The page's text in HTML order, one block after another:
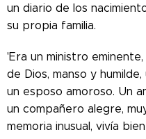
un diario de los
su propia familia.
'Era un ministro
de Dios, manso y
un esposo amoroso. Un
un compañero alegre,
memoria inusual, vivía